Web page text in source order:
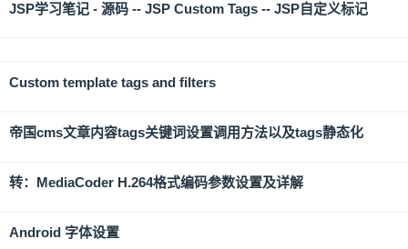
JSP学习笔记 - 源码 -- JSP Custom Tags -- JSP自定义标记
Custom template tags and filters
帝国cms文章内容tags关键词设置调用方法以及tags静态化
转：MediaCoder H.264格式编码参数设置及详解
Android 字体设置